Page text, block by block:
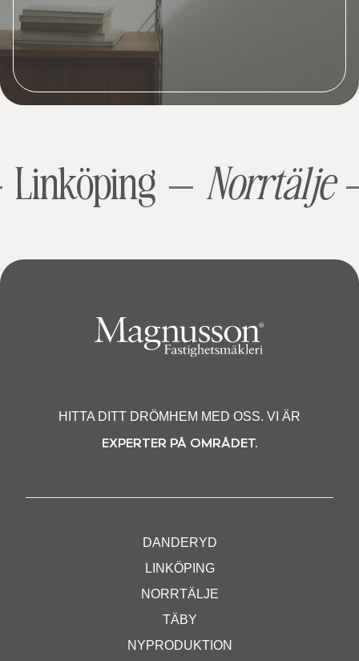
Norrtälje
HITTA DITT DRÖMHEM MED OSS. VI ÄR
EXPERTER PÅ OMRÅDET.
DANDERYD
LINKÖPING
NORRTÄLJE
TÄBY
NYPRODUKTION